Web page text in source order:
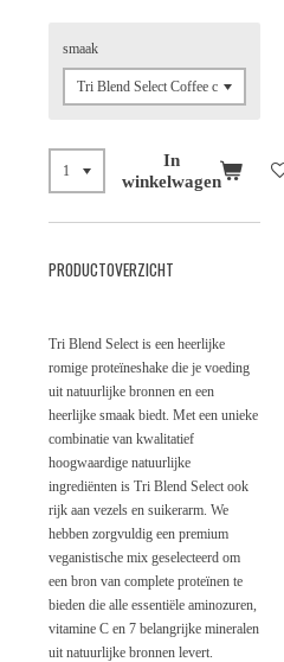
smaak
In
winkelwagen
PRODUCTOVERZICHT
Tri Blend Select is een heerlijke
romige proteïneshake die je voeding
uit natuurlijke bronnen en een
heerlijke smaak biedt. Met een unieke
combinatie van kwalitatief
hoogwaardige natuurlijke
ingrediënten is Tri Blend Select ook
rijk aan vezels en suikerarm. We
hebben zorgvuldig een premium
veganistische mix geselecteerd om
een bron van complete proteïnen te
bieden die alle essentiële aminozuren,
vitamine C en 7 belangrijke mineralen
uit natuurlijke bronnen levert.